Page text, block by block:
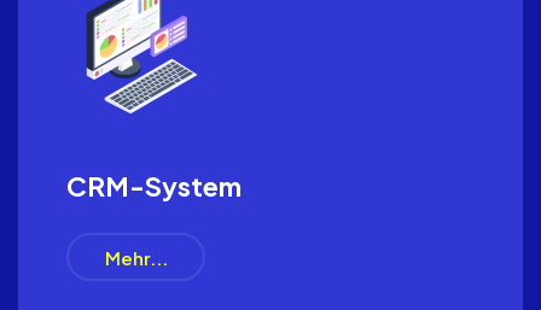
CRM-System
Mehr...